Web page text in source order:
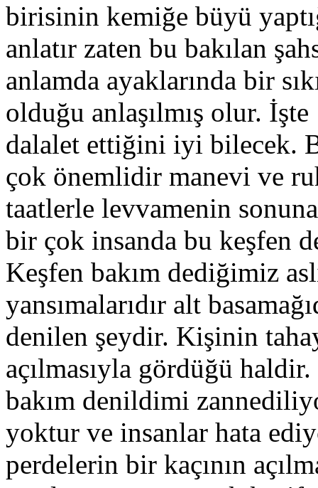
birisinin kemiğe büyü
anlatır zaten bu bakılan
anlamda ayaklarında bir
olduğu anlaşılmış olur.
dalalet ettiğini iyi bilecek.
çok önemlidir manevi ve
taatlerle levvamenin
bir çok insanda bu keşfen
Keşfen bakım dediğimiz
yansımalarıdır alt
denilen şeydir. Kişinin
açılmasıyla gördüğü
bakım denildimi
yoktur ve insanlar hata
perdelerin bir kaçının